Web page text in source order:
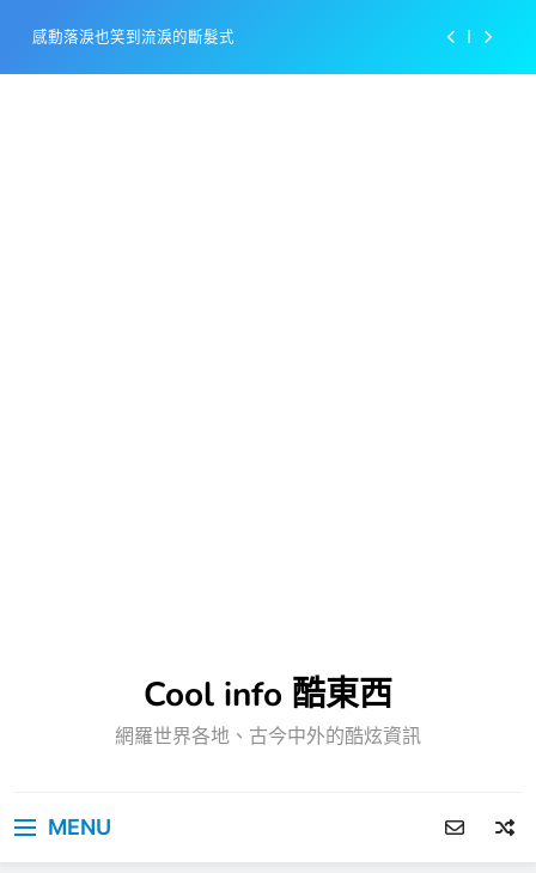
content
感動落淚也笑到流淚的斷髮式
Cool info 酷東西
網羅世界各地、古今中外的酷炫資訊
MENU